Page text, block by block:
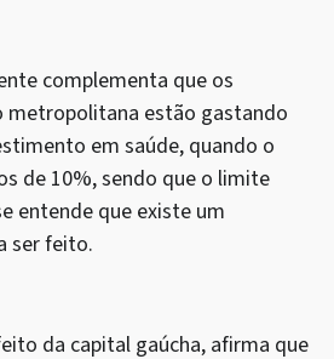
complementa que os
metropolitana estão gastando
em saúde, quando o
de 10%, sendo que o limite
entende que existe um
ser feito.
da capital gaúcha, afirma que